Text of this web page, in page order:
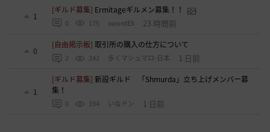
1
[ギルド募集] Ermitageギルメン募集！！
0 175 swordEX 23 時間前
0
[自由掲示板]取引所の購入の仕方について
2 242 歩くマシュマロ-日本 1 日前
1
[ギルド募集]新設ギルド 「Shmurda」立ち上げメンバー募
集！
0 194 いなドン 1 日前